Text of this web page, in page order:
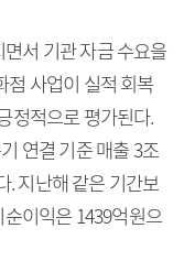
서 기관 자금 수요을
점 사업이 실적 회복
정적으로 평가된다.
연결 기준 매출 3조
. 지난해 같은 기간보
이익은 1439억원으